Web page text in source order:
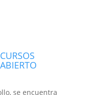
se encuentra